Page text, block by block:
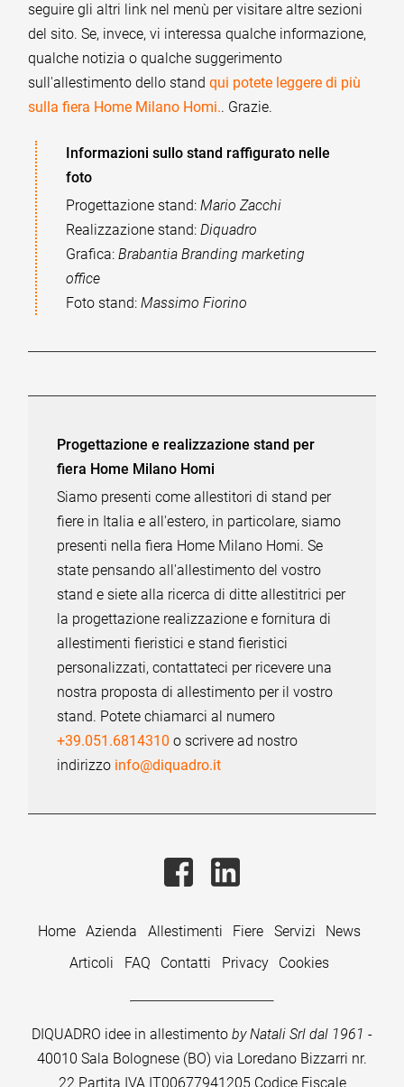
seguire gli altri link nel menù per visitare altre sezioni
del sito. Se, invece, vi interessa qualche informazione,
qualche notizia o qualche suggerimento
sull'allestimento dello standqui potete leggere di più
sulla fiera Home Milano Homi.. Grazie.
Informazioni sullo stand raffigurato nelle
foto
Progettazione stand:Mario Zacchi
Realizzazione stand:Diquadro
Grafica:Brabantia Branding marketing
office
Foto stand:Massimo Fiorino
Progettazione e realizzazione stand per
fiera Home Milano Homi
Siamo presenti come allestitori di stand per
fiere in Italia e all'estero, in particolare, siamo
presenti nella fiera Home Milano Homi. Se
state pensando all'allestimento del vostro
stand e siete alla ricerca di ditte allestitrici per
la progettazione realizzazione e fornitura di
allestimenti fieristici e stand fieristici
personalizzati, contattateci per ricevere una
nostra proposta di allestimento per il vostro
stand. Potete chiamarci al numero
+39.051.6814310 o scrivere ad nostro
indirizzo info@diquadro.it
Home Azienda Allestimenti Fiere Servizi
News
Articoli
FAQ Contatti Privacy Cookies
DIQUADRO idee in allestimento by Natali Srl dal 1961 -
40010 Sala Bolognese (BO) via Loredano Bizzarri nr.
22 Partita IVA IT00677941205 Codice Fiscale